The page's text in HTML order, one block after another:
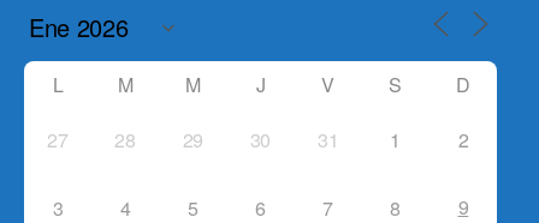
L M M J V S D
27 28 29 30 31 1 2
3 4 5 6 7 8 9